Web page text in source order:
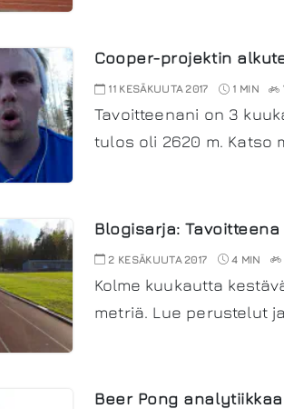
Cooper-projektin
11 KESÄKUUTA 2017 1 MIN
Tavoitteenani on 3
tulos oli 2620 m. Katso
Blogisarja:
2 KESÄKUUTA 2017 4 MIN
Kolme kuukautta
metriä. Lue perustelut
Beer Pong analytiikkaa